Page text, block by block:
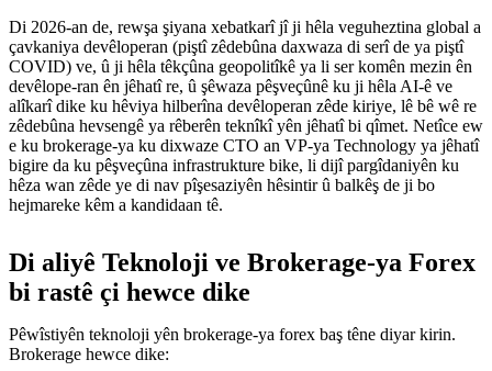
Di 2026-an de, rewşa şiyana xebatkarî jî ji hêla veguheztina global a
çavkaniya devêloperan (piştî zêdebûna daxwaza di serî de ya piştî
COVID) ve, û ji hêla têkçûna geopolitîkê ya li ser komên mezin ên
devêlope-ran ên jêhatî re, û şêwaza pêşveçûnê ku ji hêla AI-ê ve
alîkarî dike ku hêviya hilberîna devêloperan zêde kiriye, lê bê wê re
zêdebûna hevsengê ya rêberên teknîkî yên jêhatî bi qîmet. Netîce ew
e ku brokerage-ya ku dixwaze CTO an VP-ya Technology ya jêhatî
bigire da ku pêşveçûna infrastrukture bike, li dijî pargîdaniyên ku
hêza wan zêde ye di nav pîşesaziyên hêsintir û balkêş de ji bo
hejmareke kêm a kandidaan tê.
Di aliyê Teknoloji ve Brokerage-ya Forex
bi rastê çi hewce dike
Pêwîstiyên teknoloji yên brokerage-ya forex baş têne diyar kirin.
Brokerage hewce dike: